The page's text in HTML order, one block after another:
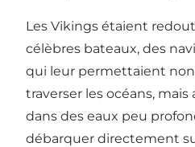
Les Vikings étaient
célèbres bateaux, des
qui leur permettaient
traverser les océans,
dans des eaux peu
débarquer directement